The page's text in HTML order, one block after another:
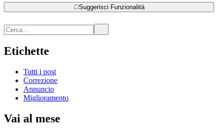
Suggerisci Funzionalità
Etichette
Tutti i post
Correzione
Annuncio
Miglioramento
Vai al mese